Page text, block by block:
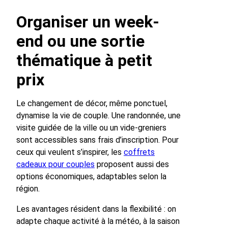
Organiser un week-
end ou une sortie
thématique à petit
prix
Le changement de décor, même ponctuel,
dynamise la vie de couple. Une randonnée, une
visite guidée de la ville ou un vide-greniers
sont accessibles sans frais d’inscription. Pour
ceux qui veulent s’inspirer, les coffrets
cadeaux pour couples proposent aussi des
options économiques, adaptables selon la
région.
Les avantages résident dans la flexibilité : on
adapte chaque activité à la météo, à la saison